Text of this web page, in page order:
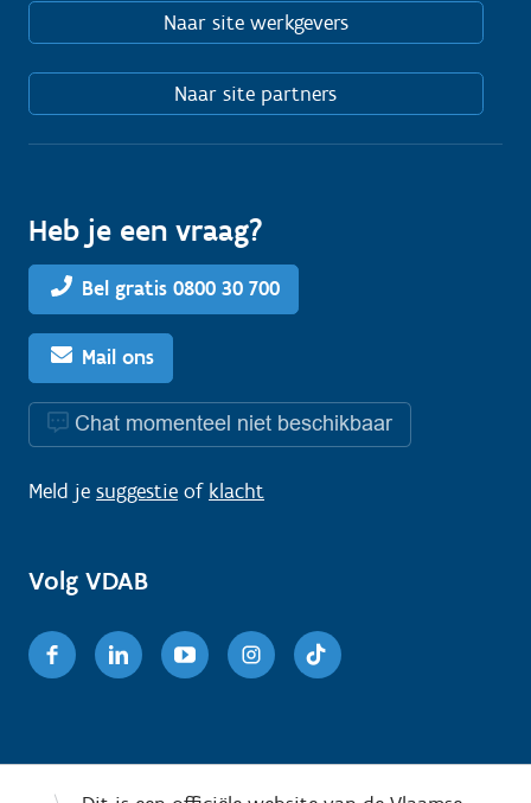
Naar site werkgevers
Naar site partners
Heb je een vraag?
Bel gratis 0800 30 700
Mail ons
Chat momenteel niet beschikbaar
Meld je suggestie of klacht
Volg VDAB
FacebookLinkedinYoutubeInstagram